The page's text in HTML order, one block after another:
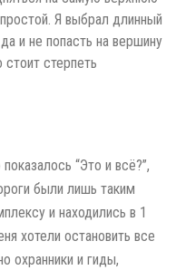
Я выбрал длинный
и не попасть на вершину
стерпеть
“Это и всё?”,
были лишь таким
и находились в 1
хотели остановить все
охранники и гиды,